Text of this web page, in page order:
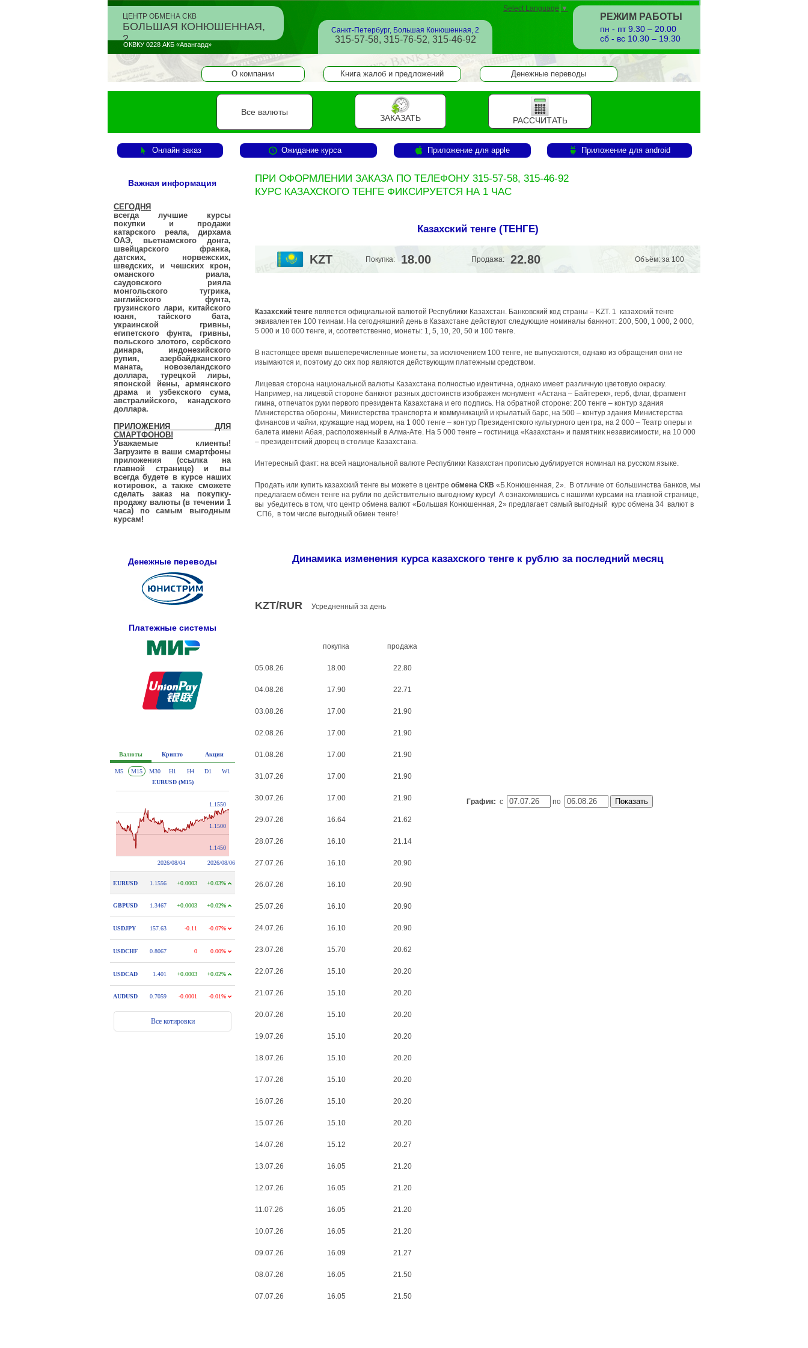
ЦЕНТР ОБМЕНА СКВ
БОЛЬШАЯ КОНЮШЕННАЯ,
2
ОКВКУ 0228 АКБ «Авангард»
Санкт-Петербург, Большая Конюшенная, 2
315-57-58, 315-76-52, 315-46-92
РЕЖИМ РАБОТЫ
пн - пт 9.30 – 20.00
сб - вс 10.30 – 19.30
О компании Книга жалоб и предложений Денежные переводы
Select Language ▼
Все валюты
ЗАКАЗАТЬ РАССЧИТАТЬ
Онлайн заказ Ожидание курса Приложение для apple Приложение для android
Важная информация
СЕГОДНЯ
всегда лучшие курсы
покупки и продажи
катарского реала, дирхама
ОАЭ, вьетнамского донга,
швейцарского франка,
датских, норвежских,
шведских, и чешских крон,
оманского риала,
саудовского рияла
монгольского тугрика,
английского фунта,
грузинского лари, китайского
юаня, тайского бата,
украинской гривны,
египетского фунта, гривны,
польского злотого, сербского
динара, индонезийского
рупия, азербайджанского
маната, новозеландского
доллара, турецкой лиры,
японской йены, армянского
драма и узбекского сума,
австралийского, канадского
доллара.
ПРИЛОЖЕНИЯ ДЛЯ
СМАРТФОНОВ!
Уважаемые клиенты!
Загрузите в ваши смартфоны
приложения (ссылка на
главной странице) и вы
всегда будете в курсе наших
котировок, а также сможете
сделать заказ на покупку-
продажу валюты (в течении 1
часа) по самым выгодным
курсам!
Денежные переводы
Платежные системы
ПРИ ОФОРМЛЕНИИ ЗАКАЗА ПО ТЕЛЕФОНУ 315-57-58, 315-46-92
КУРС КАЗАХСКОГО ТЕНГЕ ФИКСИРУЕТСЯ НА 1 ЧАС
Казахский тенге (ТЕНГЕ)
KZT Покупка: 18.00 Продажа: 22.80 Объём: за 100
Казахский тенге является официальной валютой Республики Казахстан. Банковский код страны – KZT. 1 казахский тенге
эквивалентен 100 теинам. На сегодняшний день в Казахстане действуют следующие номиналы банкнот: 200, 500, 1 000, 2 000,
5 000 и 10 000 тенге, и, соответственно, монеты: 1, 5, 10, 20, 50 и 100 тенге.
В настоящее время вышеперечисленные монеты, за исключением 100 тенге, не выпускаются, однако из обращения они не
изымаются и, поэтому до сих пор являются действующим платежным средством.
Лицевая сторона национальной валюты Казахстана полностью идентична, однако имеет различную цветовую окраску.
Например, на лицевой стороне банкнот разных достоинств изображен монумент «Астана – Байтерек», герб, флаг, фрагмент
гимна, отпечаток руки первого президента Казахстана и его подпись. На обратной стороне: 200 тенге – контур здания
Министерства обороны, Министерства транспорта и коммуникаций и крылатый барс, на 500 – контур здания Министерства
финансов и чайки, кружащие над морем, на 1 000 тенге – контур Президентского культурного центра, на 2 000 – Театр оперы и
балета имени Абая, расположенный в Алма-Ате. На 5 000 тенге – гостиница «Казахстан» и памятник независимости, на 10 000
– президентский дворец в столице Казахстана.
Интересный факт: на всей национальной валюте Республики Казахстан прописью дублируется номинал на русском языке.
Продать или купить казахский тенге вы можете в центре обмена СКВ «Б.Конюшенная, 2». В отличие от большинства банков, мы
предлагаем обмен тенге на рубли по действительно выгодному курсу! А ознакомившись с нашими курсами на главной странице,
вы убедитесь в том, что центр обмена валют «Большая Конюшенная, 2» предлагает самый выгодный курс обмена 34 валют в
СПб, в том числе выгодный обмен тенге!
Динамика изменения курса казахского тенге к рублю за последний месяц
KZT/RUR Усредненный за день
покупка продажа
05.08.26 18.00 22.80
04.08.26 17.90 22.71
03.08.26 17.00 21.90
02.08.26 17.00 21.90
01.08.26 17.00 21.90
31.07.26 17.00 21.90
30.07.26 17.00 21.90
29.07.26 16.64 21.62
28.07.26 16.10 21.14
27.07.26 16.10 20.90
26.07.26 16.10 20.90
25.07.26 16.10 20.90
24.07.26 16.10 20.90
23.07.26 15.70 20.62
22.07.26 15.10 20.20
21.07.26 15.10 20.20
20.07.26 15.10 20.20
19.07.26 15.10 20.20
18.07.26 15.10 20.20
17.07.26 15.10 20.20
16.07.26 15.10 20.20
15.07.26 15.10 20.20
14.07.26 15.12 20.27
13.07.26 16.05 21.20
12.07.26 16.05 21.20
11.07.26 16.05 21.20
10.07.26 16.05 21.20
09.07.26 16.09 21.27
08.07.26 16.05 21.50
07.07.26 16.05 21.50
График: с по Показать